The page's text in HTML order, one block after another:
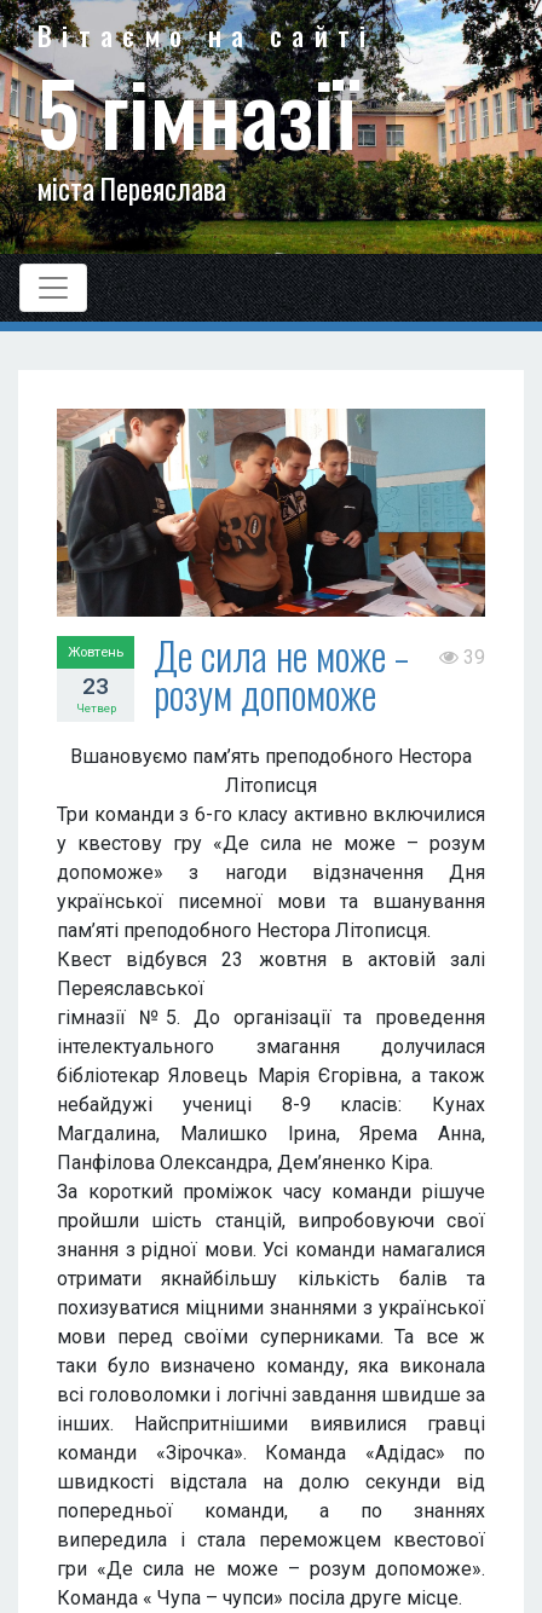
Вітаємо на сайті
5 гімназії
міста Переяслава
Жовтень
23
Четвер
Де сила не може –
розум допоможе
39
Вшановуємо пам’ять преподобного Нестора
Літописця
Три команди з 6-го класу активно включилися
у квестову гру «Де сила не може – розум
допоможе» з нагоди відзначення Дня
української писемної мови та вшанування
пам’яті преподобного Нестора Літописця.
Квест відбувся 23 жовтня в актовій залі
Переяславської
гімназії №5. До організації та проведення
інтелектуального змагання долучилася
бібліотекар Яловець Марія Єгорівна, а також
небайдужі учениці 8-9 класів: Кунах
Магдалина, Малишко Ірина, Ярема Анна,
Панфілова Олександра, Дем’яненко Кіра.
За короткий проміжок часу команди рішуче
пройшли шість станцій, випробовуючи свої
знання з рідної мови. Усі команди намагалися
отримати якнайбільшу кількість балів та
похизуватися міцними знаннями з української
мови перед своїми суперниками. Та все ж
таки було визначено команду, яка виконала
всі головоломки і логічні завдання швидше за
інших. Найспритнішими виявилися гравці
команди «Зірочка». Команда «Адідас» по
швидкості відстала на долю секунди від
попередньої команди, а по знаннях
випередила і стала переможцем квестової
гри «Де сила не може – розум допоможе».
Команда « Чупа – чупси» посіла друге місце.